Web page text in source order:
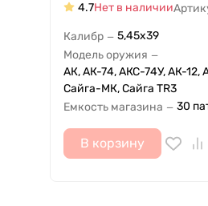
4.7Нет в наличии
Калибр — 5,45х39
Модель оружия —
АК, АК-74, АКС-74У, АК-12,
Сайга-МК, Сайга TR3
Емкость магазина — 30
В корзину